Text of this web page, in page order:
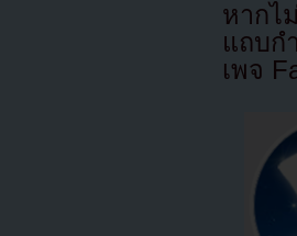
หากไ
แถบก
เพจ